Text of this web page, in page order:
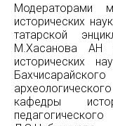
Модераторами
исторических
татарской
М.Хасанова АН
исторических
кафедры